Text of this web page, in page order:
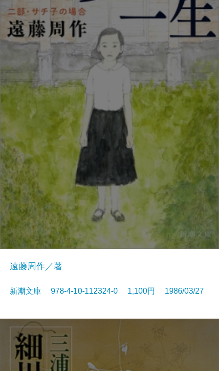
遠藤周作／著
新潮文庫 978-4-10-112324-0 1,100円 1986/03/27